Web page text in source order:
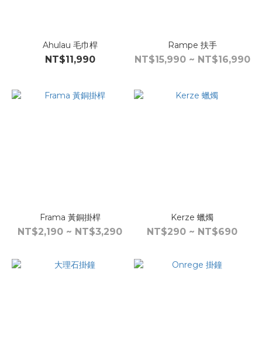
Ahulau 毛巾桿
NT$11,990
Rampe 扶手
NT$15,990 ~ NT$16,990
Frama 黃銅掛桿
NT$2,190 ~ NT$3,290
Kerze 蠟燭
NT$290 ~ NT$690